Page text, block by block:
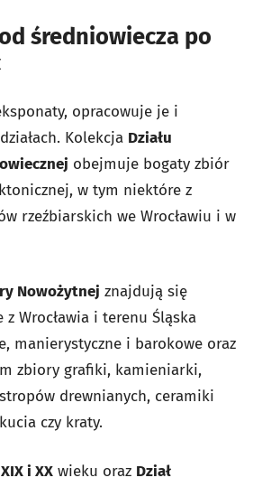
średniowiecza po
opracowuje je i
Kolekcja Działu
obejmuje bogaty zbiór
w tym niektóre z
rzeźbiarskich we Wrocławiu i w
Nowożytnej znajdują się
z Wrocławia i terenu Śląska
manierystyczne i barokowe oraz
zbiory grafiki, kamieniarki,
drewnianych, ceramiki
czy kraty.
i XX wieku oraz Dział